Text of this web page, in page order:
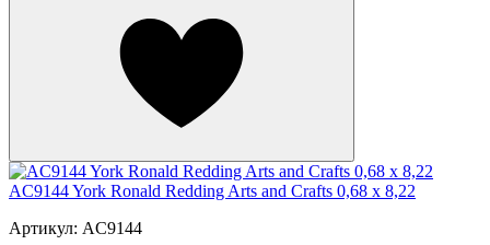
AC9144 York Ronald Redding Arts and Crafts 0,68 х 8,22
Артикул: AC9144